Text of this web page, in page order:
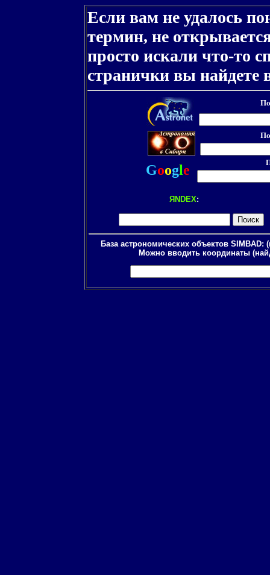
Если вам не удалось
термин, не
просто искали что-то
странички вы найдете
Google
ЯNDEX:
База астрономических объектов SIMBAD:
Можно вводить координаты